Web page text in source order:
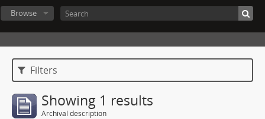
Browse
Filters
Showing 1 results
Archival description